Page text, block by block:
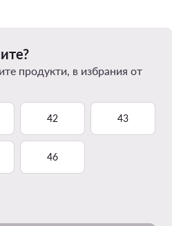
продукти, в избрания от
42 43
46